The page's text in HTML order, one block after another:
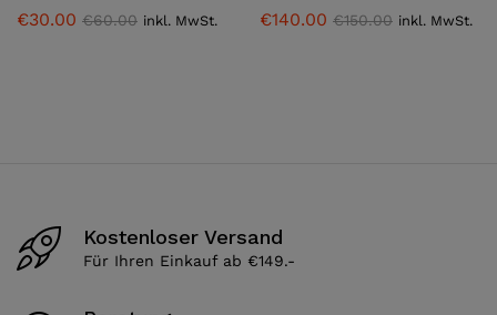
€30.00 €60.00 inkl. MwSt. €140.00 €150.00 inkl. MwSt.
Kostenloser Versand
Für Ihren Einkauf ab €149.-